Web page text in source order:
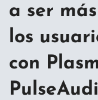
a ser
los
con